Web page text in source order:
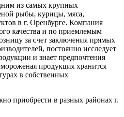
из самых крупных
рыбы, курицы, мяса,
в г. Оренбурге. Компания
качества и по приемлемым
за счет заключения прямых
постоянно исследует
и знает предпочтения
продукция хранится
в собственных
приобрести в разных районах г.